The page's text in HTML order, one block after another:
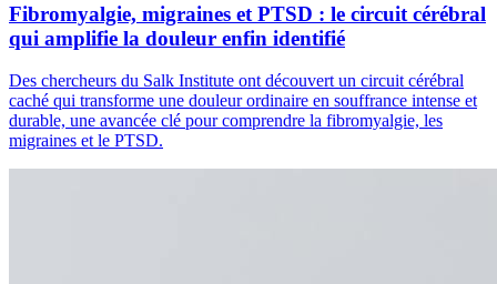
Fibromyalgie, migraines et PTSD : le circuit cérébral
qui amplifie la douleur enfin identifié
Des chercheurs du Salk Institute ont découvert un circuit cérébral
caché qui transforme une douleur ordinaire en souffrance intense et
durable, une avancée clé pour comprendre la fibromyalgie, les
migraines et le PTSD.